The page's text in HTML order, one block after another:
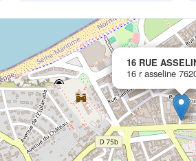
www.vme.plus/AG7350358
16 RUE ASSELINE
16 r asseline 76200 Dieppe
16 RUE
16 r asseline